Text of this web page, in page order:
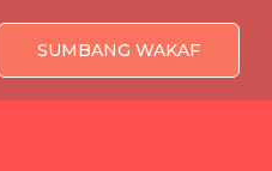
SUMBANG WAKAF